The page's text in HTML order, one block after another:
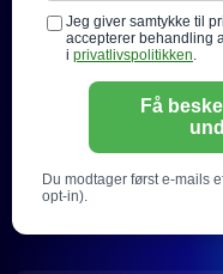
Jeg giver samtykke til
accepterer behandling
i privatlivspolitikken.
Få
Du modtager først e-mails
opt-in).